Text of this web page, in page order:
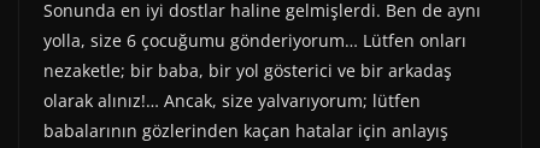
Sonunda en iyi dostlar haline gelmişlerdi. Ben de aynı
yolla, size 6 çocuğumu gönderiyorum… Lütfen onları
nezaketle; bir baba, bir yol gösterici ve bir arkadaş
olarak alınız!… Ancak, size yalvarıyorum; lütfen
babalarının gözlerinden kaçan hatalar için anlayış